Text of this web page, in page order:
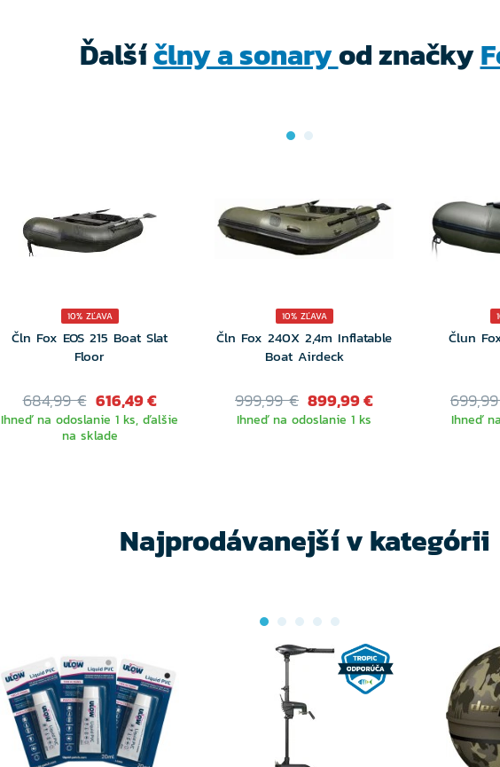
Ďalšíčlny a sonaryod značky
10% ZĽAVA
Čln Fox EOS 215 Boat Slat
Floor
684,99 € 616,49 €
Ihneď na odoslanie 1 ks, ďalšie
na sklade
10% ZĽAVA
Čln Fox 240X 2,4m Inflatable
Boat Airdeck
999,99 € 899,99 €
Ihneď na odoslanie 1 ks
Člun
Ihneď
Najprodávanejší v kategórii